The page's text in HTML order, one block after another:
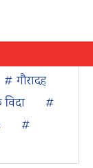
# गौरादह
#
#